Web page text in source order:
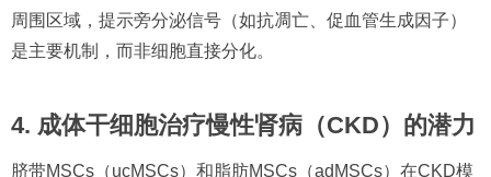
周围区域，提示旁分泌信号（如抗凋亡、促血管生成因子）
是主要机制，而非细胞直接分化。
4. 成体干细胞治疗慢性肾病（CKD）的潜力
脐带MSCs（ucMSCs）和脂肪MSCs（adMSCs）在CKD模